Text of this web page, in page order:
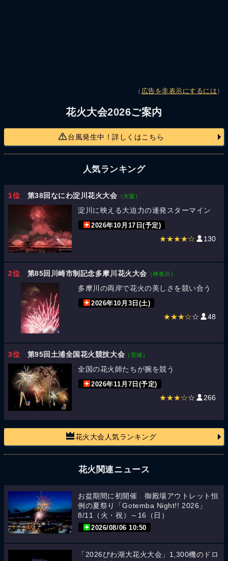
（ 広告を非表示にするには ）
花火大会2026ご案内
台風発生中！詳しくはこちら
人気ランキング
1位 第38回なにわ淀川花火大会 （大阪）
淀川に映える大迫力の連発スターマイン
2026年10月17日(予定)
★★★★☆ 130
2位 第85回川崎市制記念多摩川花火大会 （神奈川）
多摩川の両岸で花火の美しさを競い合う
2026年10月3日(土)
★★★☆☆ 48
3位 第95回土浦全国花火競技大会 （茨城）
全国の花火師たちが腕を競う
2026年11月7日(予定)
★★★☆☆ 266
花火大会人気ランキング
花火関連ニュース
お盆期間に初開催 御殿場アウトレット恒
例の夏祭り「Gotemba Night!! 2026」
8/11（火・祝）～16（日）
2026/08/06 10:50
「2026びわ湖大花火大会」1,300機のドロ